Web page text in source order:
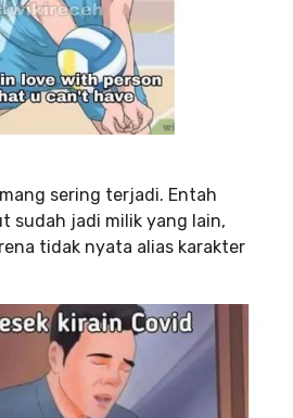
sering terjadi. Entah
sudah jadi milik yang lain,
tidak nyata alias karakter